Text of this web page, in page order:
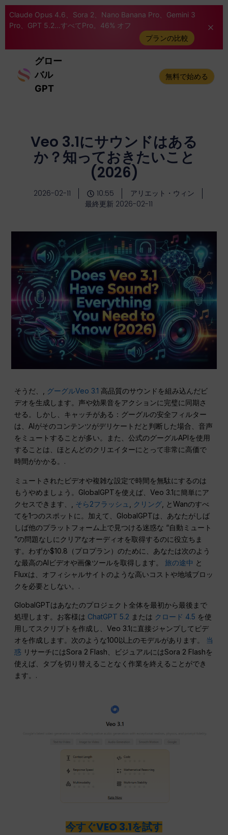
Claude Opus 4.6、Sora 2、Nano Banana Pro、Gemini 3
Pro、GPT 5.2...すべてPro。46% オフ
プランの比較
グロー
バル
GPT
無料で始める
Veo 3.1にサウンドはある
か？知っておきたいこと
(2026)
2026-02-11 10:55
アリエット・ウィン
最終更新 2026-02-11
そうだ、, グーグルVeo 3.1 高品質のサウンドを組み込んだビ
デオを生成します。声や効果音をアクションに完璧に同期さ
せる。しかし、キャッチがある：グーグルの安全フィルター
は、AIがそのコンテンツがデリケートだと判断した場合、音声
をミュートすることが多い。また、公式のグーグルAPIを使用
することは、ほとんどのクリエイターにとって非常に高価で
時間がかかる。.
ミュートされたビデオや複雑な設定で時間を無駄にするのは
もうやめましょう。GlobalGPTを使えば、Veo 3.1に簡単にア
クセスできます、, そら2フラッシュ クリング , とWanのすべ
てを1つのスポットに。加えて、GlobalGPTは、あなたがしば
しば他のプラットフォーム上で見つける迷惑な “自動ミュート
”の問題なしにクリアなオーディオを取得するのに役立ちま
す。わずか$10.8（プロプラン）のために、あなたは次のよう
な最高のAIビデオや画像ツールを取得します。旅の途中 と
Fluxは、オフィシャルサイトのような高いコストや地域ブロッ
クを必要としない。.
GlobalGPTはあなたのプロジェクト全体を最初から最後まで
処理します。お客様は ChatGPT 5.2 または クロード 4.5 を使
用してスクリプトを作成し、Veo 3.1に直接ジャンプしてビデ
オを作成します。次のような100以上のモデルがあります。 当
惑 リサーチにはSora 2 Flash、ビジュアルにはSora 2 Flashを
使えば、タブを切り替えることなく作業を終えることができ
ます。.
今すぐVEO 3.1を試す